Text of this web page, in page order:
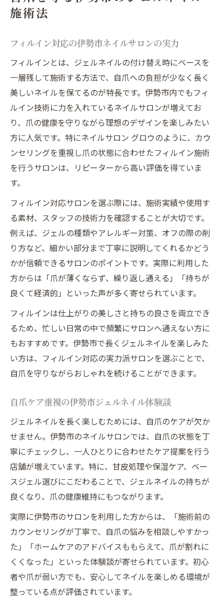
施術法
フィルイン対応の伊勢市ネイルサロンの実力
フィルインとは、ジェルネイルの付け替え時にベースを
一層残して施術する方法で、自爪への負担が少なく長く
美しいネイルを保てるのが特長です。伊勢市内でもフィ
ルイン技術に力を入れているネイルサロンが増えてお
り、爪の健康を守りながら理想のデザインを楽しみたい
方に人気です。特にネイルサロン グロウのように、カウ
ンセリングを重視し爪の状態に合わせたフィルイン施術
を行うサロンは、リピーターから高い評価を得ていま
す。
フィルイン対応サロンを選ぶ際には、施術実績や使用す
る素材、スタッフの技術力を確認することが大切です。
例えば、ジェルの種類やアレルギー対策、オフの際の削
り方など、細かい部分まで丁寧に説明してくれるかどう
かが信頼できるサロンのポイントです。実際に利用した
方からは「爪が薄くならず、繰り返し通える」「持ちが
良くて経済的」といった声が多く寄せられています。
フィルインは仕上がりの美しさと持ちの良さを両立でき
るため、忙しい日常の中で頻繁にサロンへ通えない方に
もおすすめです。伊勢市で長くジェルネイルを楽しみた
い方は、フィルイン対応の実力派サロンを選ぶことで、
自爪を守りながらおしゃれを続けることができます。
自爪ケア重視の伊勢市ジェルネイル体験談
ジェルネイルを長く楽しむためには、自爪のケアが欠か
せません。伊勢市のネイルサロンでは、自爪の状態を丁
寧にチェックし、一人ひとりに合わせたケア提案を行う
店舗が増えています。特に、甘皮処理や保湿ケア、ベー
スジェル選びにこだわることで、ジェルネイルの持ちが
良くなり、爪の健康維持にもつながります。
実際に伊勢市のサロンを利用した方からは、「施術前の
カウンセリングが丁寧で、自爪の悩みを相談しやすかっ
た」「ホームケアのアドバイスももらえて、爪が割れに
くくなった」といった体験談が寄せられています。初心
者や爪が弱い方でも、安心してネイルを楽しめる環境が
整っている点が評価されています。